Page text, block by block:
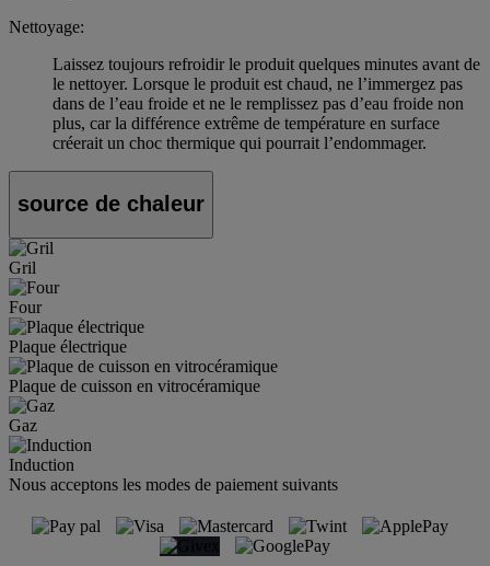
Nettoyage:
Laissez toujours refroidir le produit quelques minutes avant de
le nettoyer. Lorsque le produit est chaud, ne l’immergez pas
dans de l’eau froide et ne le remplissez pas d’eau froide non
plus, car la différence extrême de température en surface
créerait un choc thermique qui pourrait l’endommager.
source de chaleur
Gril
Four
Plaque électrique
Plaque de cuisson en vitrocéramique
Gaz
Induction
Nous acceptons les modes de paiement suivants